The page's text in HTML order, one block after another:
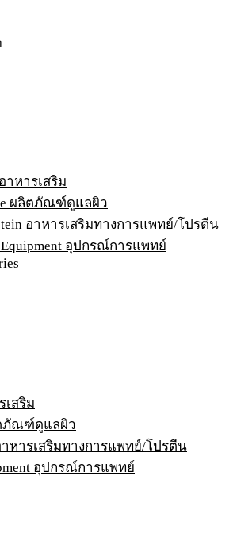
หารเสริม
ผลิตภัณฑ์ดูแลผิว
อาหารเสริมทางการแพทย์/โปรตีน
อุปกรณ์การแพทย์
สริม
ภัณฑ์ดูแลผิว
าหารเสริมทางการแพทย์/โปรตีน
อุปกรณ์การแพทย์